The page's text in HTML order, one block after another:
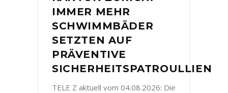
IMMER MEHR
SCHWIMMBÄDER
SETZTEN AUF
PRÄVENTIVE
SICHERHEITSPATROULLIEN
TELE Z aktuell vom 04.08.2026: Die